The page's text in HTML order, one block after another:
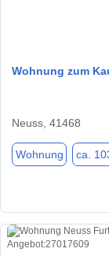
Wohnung zum
Neuss, 41468
Wohnung ca.